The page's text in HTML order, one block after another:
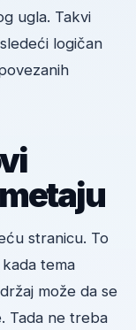
ugla. Takvi
logičan
stranicu. To
tema
može da se
Tada ne treba